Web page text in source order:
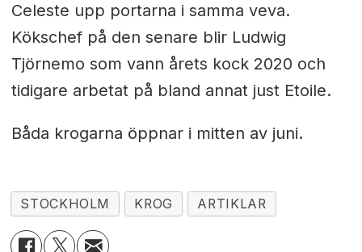
Celeste upp portarna i samma veva.
Kökschef på den senare blir Ludwig
Tjörnemo som vann årets kock 2020 och
tidigare arbetat på bland annat just Etoile.
Båda krogarna öppnar i mitten av juni.
STOCKHOLM KROG ARTIKLAR